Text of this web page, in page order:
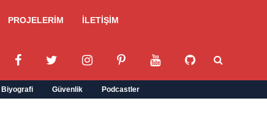
PROJELERİM İLETİŞİM
Biyografi Güvenlik Podcastler